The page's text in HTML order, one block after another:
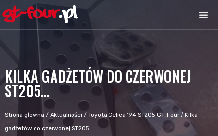
KILKA GADŻETÓW DO CZERWONEJ
ST205…
Strona główna / Aktualności / Toyota Celica '94 ST205 GT-Four/Kilka
gadżetów do czerwonej ST205…